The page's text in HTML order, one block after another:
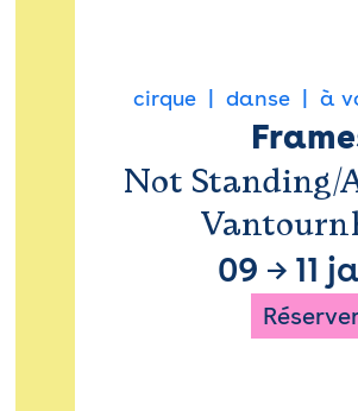
cirque danse à
Not Standing/
09 → 11